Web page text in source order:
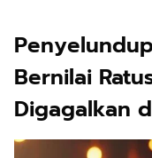
Bernilai
Digagalkan